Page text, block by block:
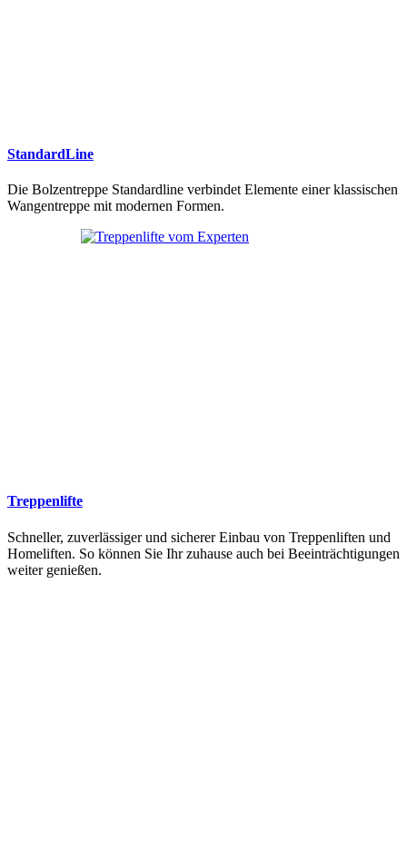
StandardLine
Die Bolzentreppe Standardline verbindet Elemente einer klassischen
Wangentreppe mit modernen Formen.
Treppenlifte
Schneller, zuverlässiger und sicherer Einbau von Treppenliften und
Homeliften. So können Sie Ihr zuhause auch bei Beeinträchtigungen
weiter genießen.